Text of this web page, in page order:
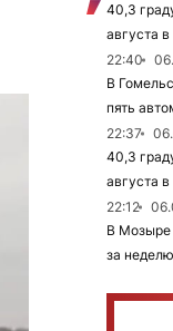
40,3
августа
22:40
В
пять
22:37
40,3
августа
22:12
В Мозыре
за